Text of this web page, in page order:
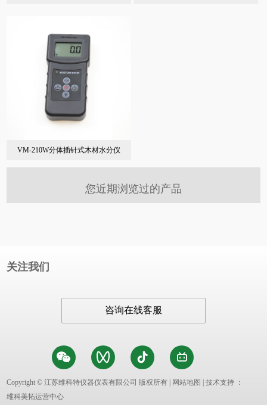
VM-210W分体插针式木材水分仪
您近期浏览过的产品
关注我们
咨询在线客服
Copyright © 江苏维科特仪器仪表有限公司 版权所有 | 网站地图
| 技术支持 ：
维科美拓运营中心